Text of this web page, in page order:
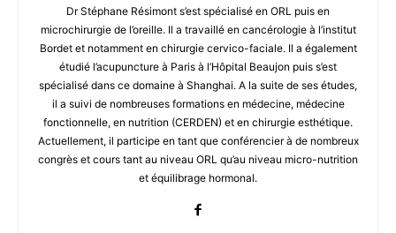
Dr Stéphane Résimont s’est spécialisé en ORL puis en
microchirurgie de l’oreille. Il a travaillé en cancérologie à l’institut
Bordet et notamment en chirurgie cervico-faciale. Il a également
étudié l’acupuncture à Paris à l’Hôpital Beaujon puis s’est
spécialisé dans ce domaine à Shanghai. A la suite de ses études,
il a suivi de nombreuses formations en médecine, médecine
fonctionnelle, en nutrition (CERDEN) et en chirurgie esthétique.
Actuellement, il participe en tant que conférencier à de nombreux
congrès et cours tant au niveau ORL qu’au niveau micro-nutrition
et équilibrage hormonal.